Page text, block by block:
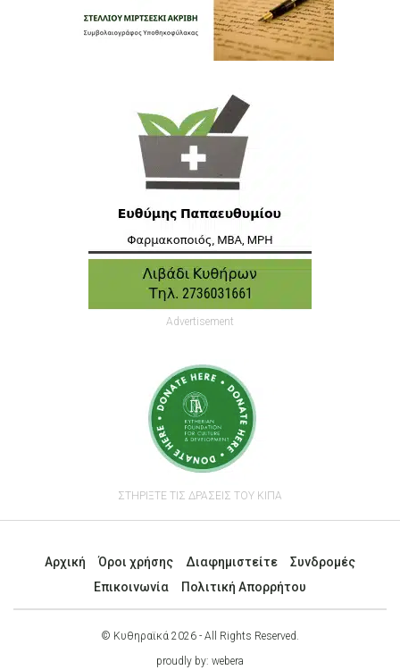
Advertisement
ΣΤΗΡΙΞΤΕ ΤΙΣ ΔΡΑΣΕΙΣ ΤΟΥ ΚΙΠΑ
Αρχική Όροι χρήσης Διαφημιστείτε
Συνδρομές
Επικοινωνία
Πολιτική Απορρήτου
© Κυθηραϊκά 2026 - All Rights Reserved.
proudly by: webera